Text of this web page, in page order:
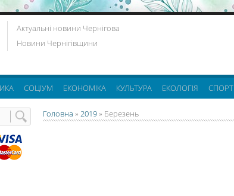
Актуальні новини Чернігова
Новини Чернігівщини
СОЦІУМ ЕКОНОМІКА КУЛЬТУРА ЕКОЛОГІЯ СПОРТ
Головна » 2019» Березень